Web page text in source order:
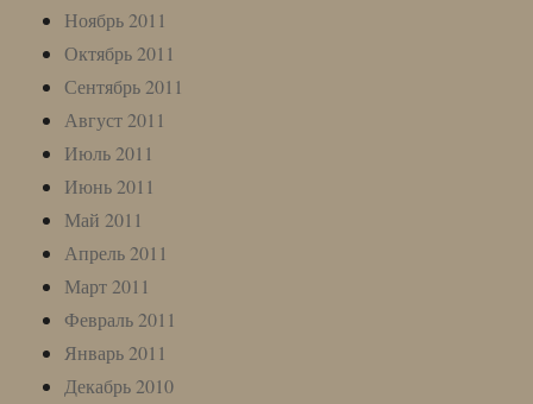
Ноябрь 2011
Октябрь 2011
Сентябрь 2011
Август 2011
Июль 2011
Июнь 2011
Май 2011
Апрель 2011
Март 2011
Февраль 2011
Январь 2011
Декабрь 2010